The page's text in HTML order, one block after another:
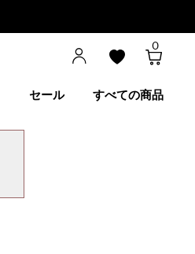
0
セール すべての商品